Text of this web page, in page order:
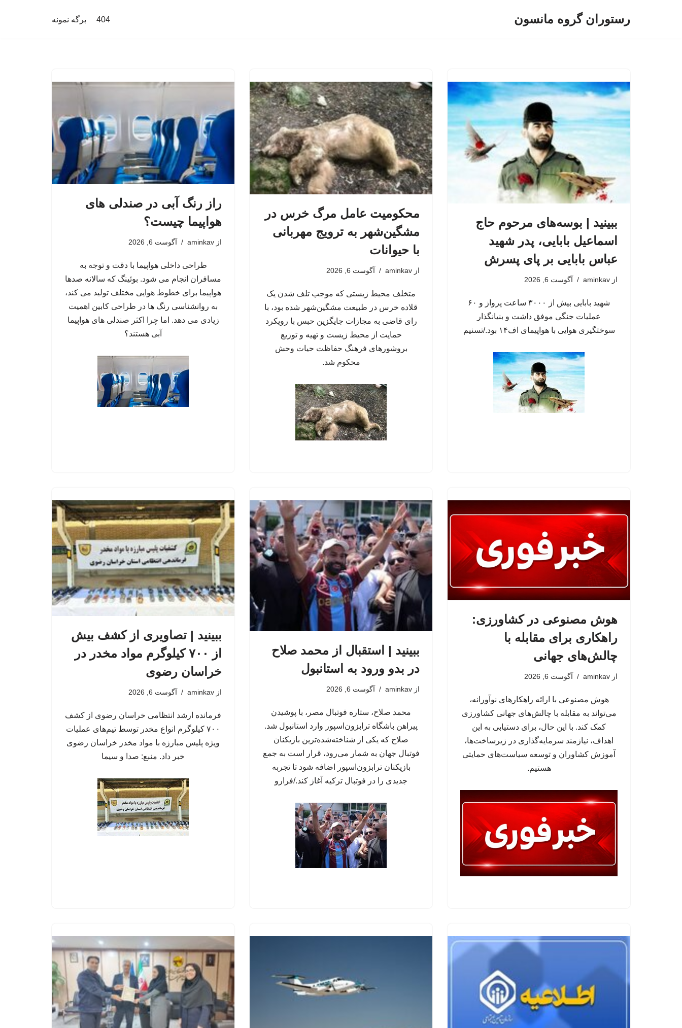
رستوران گروه مانسون 404 برگه نمونه
ببینید | بوسه‌های مرحوم حاج
اسماعیل بابایی، پدر شهید
عباس بابایی بر پای پسرش
از aminkav آگوست 6, 2026
شهید بابایی بیش از ۳۰۰۰ ساعت پرواز و ۶۰
عملیات جنگی موفق داشت و بنیانگذار
سوختگیری هوایی با هواپیمای اف۱۴ بود./تسنیم
محکومیت عامل مرگ خرس در
مشگین‌شهر به ترویج مهربانی
با حیوانات
از aminkav آگوست 6, 2026
متخلف محیط زیستی که موجب تلف شدن یک
قلاده خرس در طبیعت مشگین‌شهر شده بود، با
رای قاضی به مجازات جایگزین حبس با رویکرد
حمایت از محیط زیست و تهیه و توزیع
بروشورهای فرهنگ حفاظت حیات وحش
محکوم شد.
راز رنگ آبی در صندلی های
هواپیما چیست؟
از aminkav آگوست 6, 2026
طراحی داخلی هواپیما با دقت و توجه به
مسافران انجام می شود. بوئینگ که سالانه صدها
هواپیما برای خطوط هوایی مختلف تولید می کند،
به روانشناسی رنگ ها در طراحی کابین اهمیت
زیادی می دهد. اما چرا اکثر صندلی های هواپیما
آبی هستند؟
هوش مصنوعی در کشاورزی:
راهکاری برای مقابله با
چالش‌های جهانی
از aminkav آگوست 6, 2026
هوش مصنوعی با ارائه راهکارهای نوآورانه،
می‌تواند به مقابله با چالش‌های جهانی کشاورزی
کمک کند. با این حال، برای دستیابی به این
اهداف، نیازمند سرمایه‌گذاری در زیرساخت‌ها،
آموزش کشاوران و توسعه سیاست‌های حمایتی
هستیم.
ببینید | استقبال از محمد صلاح
در بدو ورود به استانبول
از aminkav آگوست 6, 2026
محمد صلاح، ستاره فوتبال مصر، با پوشیدن
پیراهن باشگاه ترابزون‌اسپور وارد استانبول شد.
صلاح که یکی از شناخته‌شده‌ترین بازیکنان
فوتبال جهان به شمار می‌رود، قرار است به جمع
بازیکنان ترابزون‌اسپور اضافه شود تا تجربه
جدیدی را در فوتبال ترکیه آغاز کند./فرارو
ببینید | تصاویری از کشف بیش
از ۷۰۰ کیلوگرم مواد مخدر در
خراسان رضوی
از aminkav آگوست 6, 2026
فرمانده ارشد انتظامی خراسان رضوی از کشف
۷۰۰ کیلوگرم انواع مخدر توسط تیم‌های عملیات
ویژه پلیس مبارزه با مواد مخدر خراسان رضوی
خبر داد. منبع: صدا و سیما